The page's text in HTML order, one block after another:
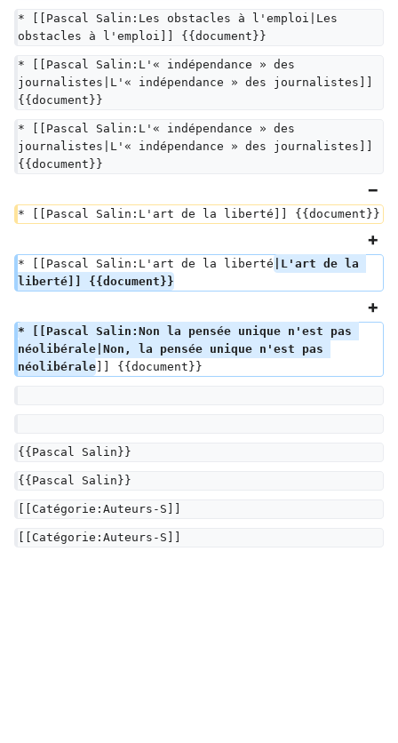
* [[Pascal Salin:Les obstacles à l'emploi|Les
obstacles à l'emploi]] {{document}}
* [[Pascal Salin:L'« indépendance » des
journalistes|L'« indépendance » des journalistes]]
{{document}}
* [[Pascal Salin:L'« indépendance » des
journalistes|L'« indépendance » des journalistes]]
{{document}}
* [[Pascal Salin:L'art de la liberté]] {{document}}
* [[Pascal Salin:L'art de la liberté |L'art de la
liberté]] {{document}}
* [[Pascal Salin:Non la pensée unique n'est pas
néolibérale|Non, la pensée unique n'est pas
néolibérale ]] {{document}}
{{Pascal Salin}}
{{Pascal Salin}}
[[Catégorie:Auteurs-S]]
[[Catégorie:Auteurs-S]]